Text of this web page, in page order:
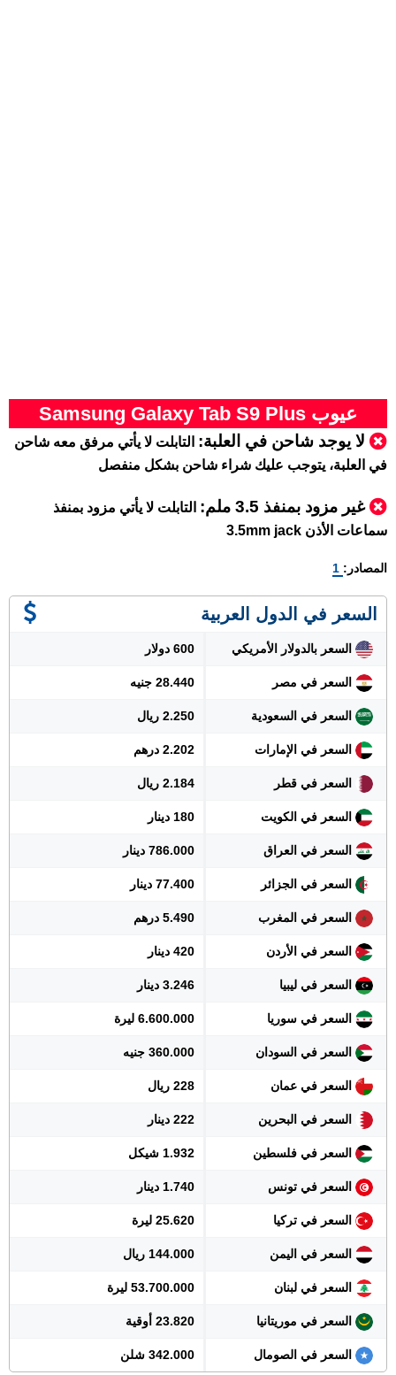
عيوب Samsung Galaxy Tab S9 Plus
لا يوجد شاحن في العلبة: التابلت لا يأتي مرفق معه شاحن
في العلبة، يتوجب عليك شراء شاحن بشكل منفصل
غير مزود بمنفذ 3.5 ملم:
التابلت لا يأتي مزود بمنفذ
سماعات الأذن 3.5mm jack
المصادر: 1
السعر في الدول العربية
السعر بالدولار الأمريكي 600 دولار
السعر في مصر 28.440 جنيه
السعر في السعودية 2.250 ريال
السعر في الإمارات 2.202 درهم
السعر في قطر 2.184 ريال
السعر في الكويت 180 دينار
السعر في العراق 786.000 دينار
السعر في الجزائر 77.400 دينار
السعر في المغرب 5.490 درهم
السعر في الأردن 420 دينار
السعر في ليبيا 3.246 دينار
السعر في سوريا 6.600.000 ليرة
السعر في السودان 360.000 جنيه
السعر في عمان 228 ريال
السعر في البحرين 222 دينار
السعر في فلسطين 1.932 شيكل
السعر في تونس 1.740 دينار
السعر في تركيا 25.620 ليرة
السعر في اليمن 144.000 ريال
السعر في لبنان 53.700.000 ليرة
السعر في موريتانيا 23.820 أوقية
السعر في الصومال 342.000 شلن